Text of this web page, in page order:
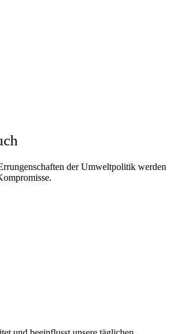
der Umweltpolitik werden